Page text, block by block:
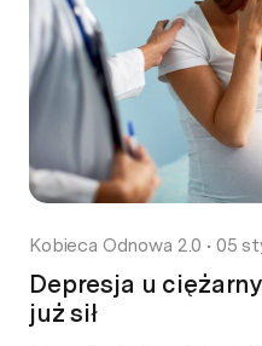
Kobieca Odnowa 2.0 • 05
Depresja u
już sił